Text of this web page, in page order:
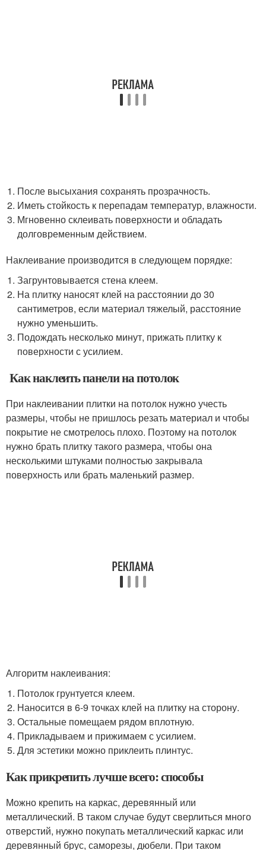
После высыхания сохранять прозрачность.
Иметь стойкость к перепадам температур, влажности.
Мгновенно склеивать поверхности и обладать
долговременным действием.
Наклеивание производится в следующем порядке:
Загрунтовывается стена клеем.
На плитку наносят клей на расстоянии до 30
сантиметров, если материал тяжелый, расстояние
нужно уменьшить.
Подождать несколько минут, прижать плитку к
поверхности с усилием.
Как наклеить панели на потолок
При наклеивании плитки на потолок нужно учесть
размеры, чтобы не пришлось резать материал и чтобы
покрытие не смотрелось плохо. Поэтому на потолок
нужно брать плитку такого размера, чтобы она
несколькими штуками полностью закрывала
поверхность или брать маленький размер.
Алгоритм наклеивания:
Потолок грунтуется клеем.
Наносится в 6-9 точках клей на плитку на сторону.
Остальные помещаем рядом вплотную.
Прикладываем и прижимаем с усилием.
Для эстетики можно приклеить плинтус.
Как прикрепить лучше всего: способы
Можно крепить на каркас, деревянный или
металлический. В таком случае будут сверлиться много
отверстий, нужно покупать металлический каркас или
деревянный брус, саморезы, дюбели. При таком